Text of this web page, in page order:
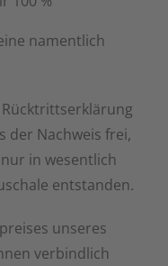
namentlich
der Nachweis frei,
in wesentlich
entstanden.
unseres
verbindlich